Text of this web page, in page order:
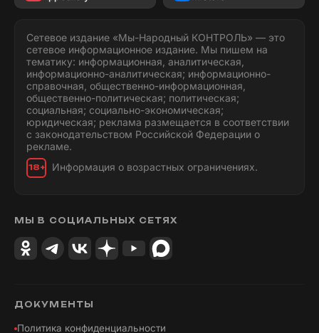
Сетевое издание «Мы-Народный КОНТРОЛЬ» — это
сетевое информационное издание. Мы пишем на
тематику: информационная, аналитическая,
информационно-аналитическая; информационно-
справочная, общественно-информационная,
общественно-политическая; политическая;
социальная; социально-экономическая;
юридическая; реклама размещается в соответствии
с законодательством Российской Федерации о
рекламе.
18+ Информация о возрастных ограничениях.
МЫ В СОЦИАЛЬНЫХ СЕТЯХ
ДОКУМЕНТЫ
Политика конфиденциальности